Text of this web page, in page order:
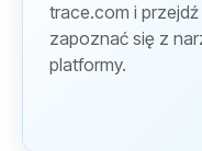
trace.com i
zapoznać się z
platformy.